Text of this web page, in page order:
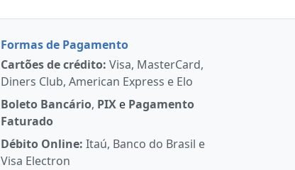
Formas de Pagamento
Cartões de crédito: Visa, MasterCard,
Diners Club, American Express e Elo
Boleto Bancário, PIX e Pagamento
Faturado
Débito Online: Itaú, Banco do Brasil e
Visa Electron